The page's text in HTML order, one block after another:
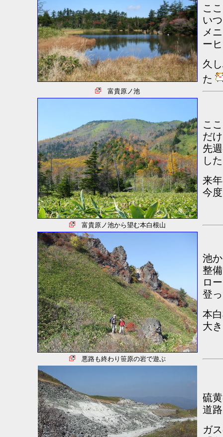
こ
い
メ
ー
久
た
富貴原ノ池
こ
だ
先
し
来
今
富貴原ノ池から望む本白根山
池
整
ロ
登
本
大
悪路も終わり笹原の岩で遊ぶ
硫
道
ガ